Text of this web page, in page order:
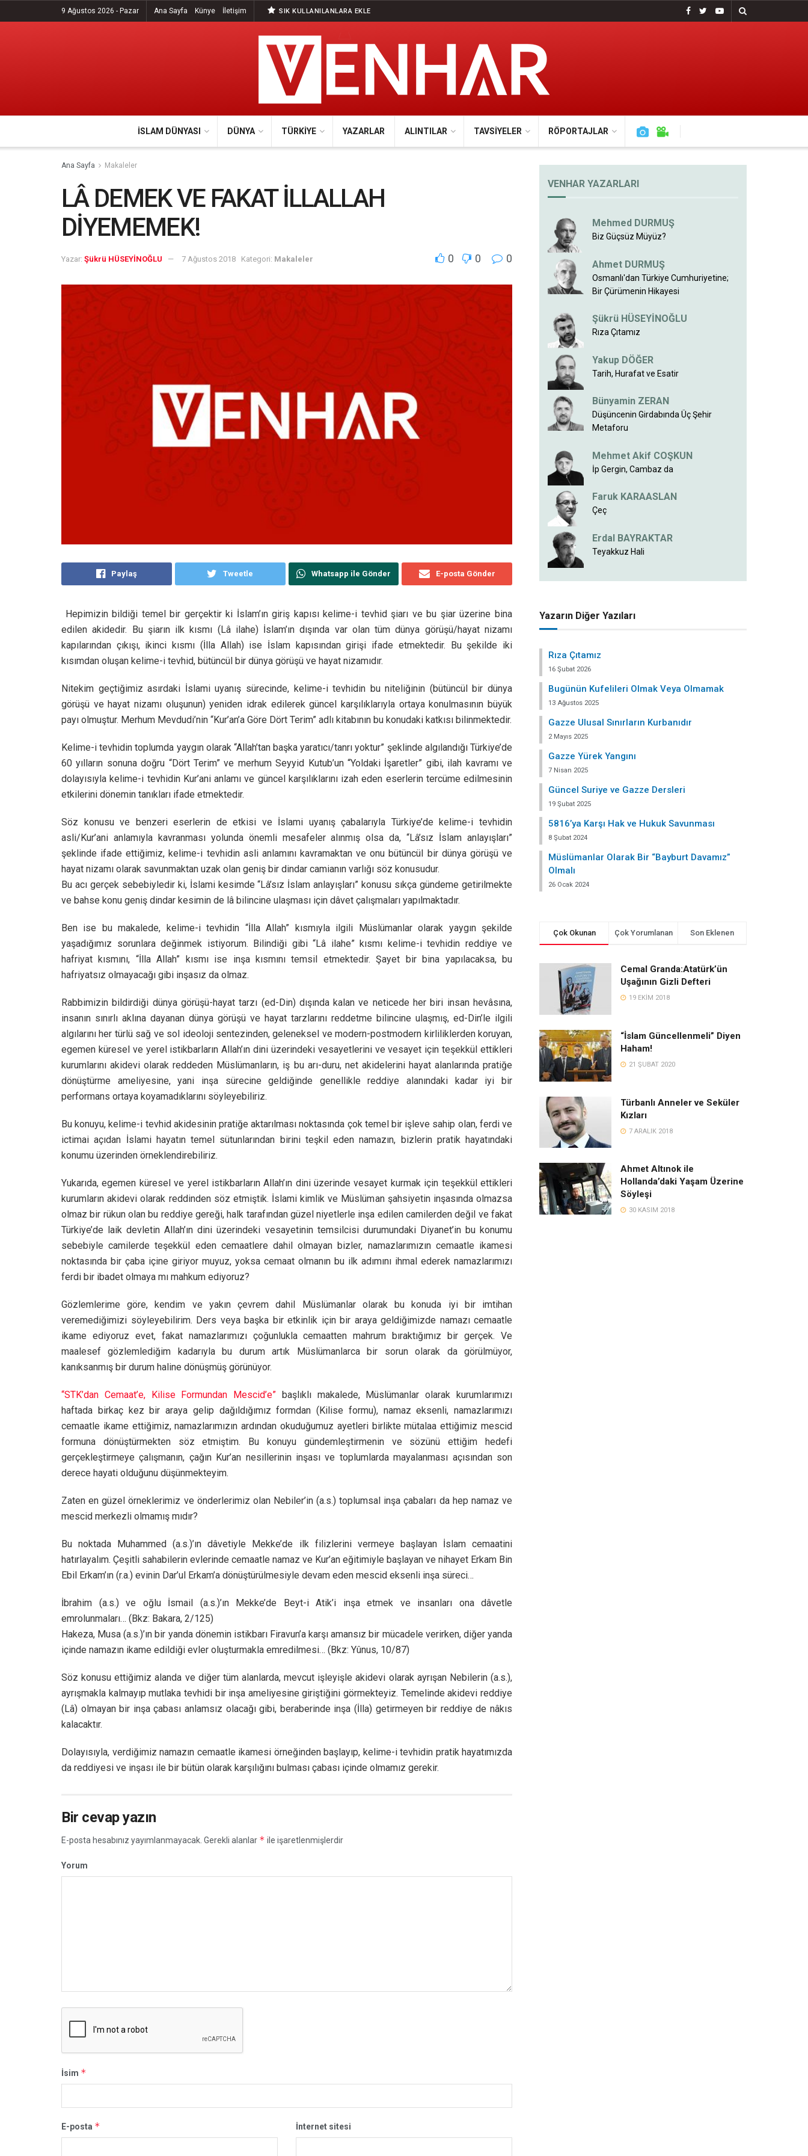
9 Ağustos 2026 - Pazar Ana Sayfa Künye İletişim SIK KULLANILANLARA EKLE
İSLAM DÜNYASI DÜNYA TÜRKIYE YAZARLAR ALINTILAR TAVSIYELER RÖPORTAJLAR
Ana Sayfa Makaleler
LÂ DEMEK VE FAKAT İLLALLAH
DİYEMEMEK!
Yazar: Şükrü HÜSEYİNOĞLU 7 Ağustos 2018 Kategori: Makaleler 0 0 0
Paylaş Tweetle Whatsapp ile Gönder E-posta Gönder
Hepimizin bildiği temel bir gerçektir ki İslam’ın giriş kapısı kelime-i tevhid şiarı ve bu şiar üzerine bina
edilen akidedir. Bu şiarın ilk kısmı (Lâ ilahe) İslam’ın dışında var olan tüm dünya görüşü/hayat nizamı
kapılarından çıkışı, ikinci kısmı (İlla Allah) ise İslam kapısından girişi ifade etmektedir. Bu şekilde iki
kısımdan oluşan kelime-i tevhid, bütüncül bir dünya görüşü ve hayat nizamıdır.
Nitekim geçtiğimiz asırdaki İslami uyanış sürecinde, kelime-i tevhidin bu niteliğinin (bütüncül bir dünya
görüşü ve hayat nizamı oluşunun) yeniden idrak edilerek güncel karşılıklarıyla ortaya konulmasının büyük
payı olmuştur. Merhum Mevdudi’nin “Kur’an’a Göre Dört Terim” adlı kitabının bu konudaki katkısı bilinmektedir.
Kelime-i tevhidin toplumda yaygın olarak “Allah’tan başka yaratıcı/tanrı yoktur” şeklinde algılandığı Türkiye’de
60 yılların sonuna doğru “Dört Terim” ve merhum Seyyid Kutub’un “Yoldaki İşaretler” gibi, ilah kavramı ve
dolayısıyla kelime-i tevhidin Kur’ani anlamı ve güncel karşılıklarını izah eden eserlerin tercüme edilmesinin
etkilerini dönemin tanıkları ifade etmektedir.
Söz konusu ve benzeri eserlerin de etkisi ve İslami uyanış çabalarıyla Türkiye’de kelime-i tevhidin
asli/Kur’ani anlamıyla kavranması yolunda önemli mesafeler alınmış olsa da, “Lâ’sız İslam anlayışları”
şeklinde ifade ettiğimiz, kelime-i tevhidin asli anlamını kavramaktan ve onu bütüncül bir dünya görüşü ve
hayat nizamı olarak savunmaktan uzak olan geniş bir dindar camianın varlığı söz konusudur.
Bu acı gerçek sebebiyledir ki, İslami kesimde “Lâ’sız İslam anlayışları” konusu sıkça gündeme getirilmekte
ve bahse konu geniş dindar kesimin de lâ bilincine ulaşması için dâvet çalışmaları yapılmaktadır.
Ben ise bu makalede, kelime-i tevhidin “İlla Allah” kısmıyla ilgili Müslümanlar olarak yaygın şekilde
yaşadığımız sorunlara değinmek istiyorum. Bilindiği gibi “Lâ ilahe” kısmı kelime-i tevhidin reddiye ve
hafriyat kısmını, “İlla Allah” kısmı ise inşa kısmını temsil etmektedir. Şayet bir bina yapılacaksa, bu
hafriyatsız olmayacağı gibi inşasız da olmaz.
Rabbimizin bildirdiği dünya görüşü-hayat tarzı (ed-Din) dışında kalan ve neticede her biri insan hevâsına,
insanın sınırlı aklına dayanan dünya görüşü ve hayat tarzlarını reddetme bilincine ulaşmış, ed-Din’le ilgili
algılarını her türlü sağ ve sol ideoloji sentezinden, geleneksel ve modern-postmodern kirliliklerden koruyan,
egemen küresel ve yerel istikbarların Allah’ın dini üzerindeki vesayetlerini ve vesayet için teşekkül ettikleri
kurumlarını akidevi olarak reddeden Müslümanların, iş bu arı-duru, net akidelerini hayat alanlarında pratiğe
dönüştürme ameliyesine, yani inşa sürecine geldiğinde genellikle reddiye alanındaki kadar iyi bir
performans ortaya koyamadıklarını söyleyebiliriz.
Bu konuyu, kelime-i tevhid akidesinin pratiğe aktarılması noktasında çok temel bir işleve sahip olan, ferdi ve
ictimai açıdan İslami hayatın temel sütunlarından birini teşkil eden namazın, bizlerin pratik hayatındaki
konumu üzerinden örneklendirebiliriz.
Yukarıda, egemen küresel ve yerel istikbarların Allah’ın dini üzerinde vesayet kurmak için teşekkül ettikleri
kurumların akidevi olarak reddinden söz etmiştik. İslami kimlik ve Müslüman şahsiyetin inşasında olmazsa
olmaz bir rükun olan bu reddiye gereği, halk tarafından güzel niyetlerle inşa edilen camilerden değil ve fakat
Türkiye’de laik devletin Allah’ın dini üzerindeki vesayetinin temsilcisi durumundaki Diyanet’in bu konumu
sebebiyle camilerde teşekkül eden cemaatlere dahil olmayan bizler, namazlarımızın cemaatle ikamesi
noktasında bir çaba içine giriyor muyuz, yoksa cemaat olmanın bu ilk adımını ihmal ederek namazlarımızı
ferdi bir ibadet olmaya mı mahkum ediyoruz?
Gözlemlerime göre, kendim ve yakın çevrem dahil Müslümanlar olarak bu konuda iyi bir imtihan
veremediğimizi söyleyebilirim. Ders veya başka bir etkinlik için bir araya geldiğimizde namazı cemaatle
ikame ediyoruz evet, fakat namazlarımızı çoğunlukla cemaatten mahrum bıraktığımız bir gerçek. Ve
maalesef gözlemlediğim kadarıyla bu durum artık Müslümanlarca bir sorun olarak da görülmüyor,
kanıksanmış bir durum haline dönüşmüş görünüyor.
“STK’dan Cemaat’e, Kilise Formundan Mescid’e”
başlıklı makalede, Müslümanlar olarak kurumlarımızı
haftada birkaç kez bir araya gelip dağıldığımız formdan (Kilise formu), namaz eksenli, namazlarımızı
cemaatle ikame ettiğimiz, namazlarımızın ardından okuduğumuz ayetleri birlikte mütalaa ettiğimiz mescid
formuna dönüştürmekten söz etmiştim. Bu konuyu gündemleştirmenin ve sözünü ettiğim hedefi
gerçekleştirmeye çalışmanın, çağın Kur’an nesillerinin inşası ve toplumlarda mayalanması açısından son
derece hayati olduğunu düşünmekteyim.
Zaten en güzel örneklerimiz ve önderlerimiz olan Nebiler’in (a.s.) toplumsal inşa çabaları da hep namaz ve
mescid merkezli olmamış mıdır?
Bu noktada Muhammed (a.s.)’ın dâvetiyle Mekke’de ilk filizlerini vermeye başlayan İslam cemaatini
hatırlayalım. Çeşitli sahabilerin evlerinde cemaatle namaz ve Kur’an eğitimiyle başlayan ve nihayet Erkam Bin
Ebil Erkam’ın (r.a.) evinin Dar’ul Erkam’a dönüştürülmesiyle devam eden mescid eksenli inşa süreci…
İbrahim (a.s.) ve oğlu İsmail (a.s.)’ın Mekke’de Beyt-i Atik’i inşa etmek ve insanları ona dâvetle
emrolunmaları… (Bkz: Bakara, 2/125)
Hakeza, Musa (a.s.)’ın bir yanda dönemin istikbarı Firavun’a karşı amansız bir mücadele verirken, diğer yanda
içinde namazın ikame edildiği evler oluşturmakla emredilmesi… (Bkz: Yûnus, 10/87)
Söz konusu ettiğimiz alanda ve diğer tüm alanlarda, mevcut işleyişle akidevi olarak ayrışan Nebilerin (a.s.),
ayrışmakla kalmayıp mutlaka tevhidi bir inşa ameliyesine giriştiğini görmekteyiz. Temelinde akidevi reddiye
(Lâ) olmayan bir inşa çabası anlamsız olacağı gibi, beraberinde inşa (İlla) getirmeyen bir reddiye de nâkıs
kalacaktır.
Dolayısıyla, verdiğimiz namazın cemaatle ikamesi örneğinden başlayıp, kelime-i tevhidin pratik hayatımızda
da reddiyesi ve inşası ile bir bütün olarak karşılığını bulması çabası içinde olmamız gerekir.
Bir cevap yazın
E-posta hesabınız yayımlanmayacak. Gerekli alanlar * ile işaretlenmişlerdir
Yorum
İsim *
E-posta * İnternet sitesi
VENHAR YAZARLARI
Mehmed DURMUŞ
Biz Güçsüz Müyüz?
Ahmet DURMUŞ
Osmanlı'dan Türkiye Cumhuriyetine;
Bir Çürümenin Hikayesi
Şükrü HÜSEYİNOĞLU
Rıza Çıtamız
Yakup DÖĞER
Tarih, Hurafat ve Esatir
Bünyamin ZERAN
Düşüncenin Girdabında Üç Şehir
Metaforu
Mehmet Akif COŞKUN
İp Gergin, Cambaz da
Faruk KARAASLAN
Çeç
Erdal BAYRAKTAR
Teyakkuz Hali
Yazarın Diğer Yazıları
Rıza Çıtamız
16 Şubat 2026
Bugünün Kufelileri Olmak Veya Olmamak
13 Ağustos 2025
Gazze Ulusal Sınırların Kurbanıdır
2 Mayıs 2025
Gazze Yürek Yangını
7 Nisan 2025
Güncel Suriye ve Gazze Dersleri
19 Şubat 2025
5816’ya Karşı Hak ve Hukuk Savunması
8 Şubat 2024
Müslümanlar Olarak Bir “Bayburt Davamız”
Olmalı
26 Ocak 2024
Çok Okunan Çok Yorumlanan Son Eklenen
Cemal Granda:Atatürk’ün
Uşağının Gizli Defteri
19 EKIM 2018
“İslam Güncellenmeli” Diyen
Haham!
21 ŞUBAT 2020
Türbanlı Anneler ve Seküler
Kızları
7 ARALIK 2018
Ahmet Altınok ile
Hollanda’daki Yaşam Üzerine
Söyleşi
30 KASIM 2018